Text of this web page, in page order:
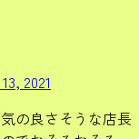
2021
の良さそうな店長